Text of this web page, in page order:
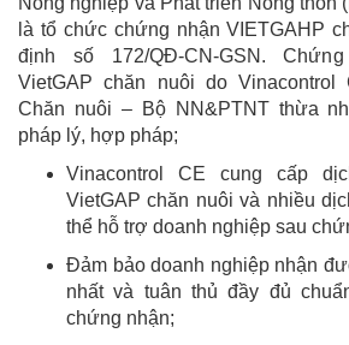
là tổ chức chứng nhận VIETGAHP
định số 172/QĐ-CN-GSN.
VietGAP chăn nuôi do
Chăn nuôi – Bộ NN&PTNT thừa
pháp lý, hợp pháp;
Vinacontrol CE cung cấp
VietGAP chăn nuôi và nhiều
thể hỗ trợ doanh nghiệp sau
Đảm bảo doanh nghiệp nhận
nhất và tuân thủ đầy đủ
chứng nhận;